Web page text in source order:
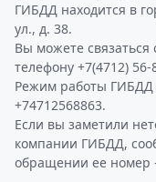
ГИБДД находится в
ул., д. 38.
Вы можете связаться
телефону +7(4712)
Режим работы ГИБДД
+74712568863.
Если вы заметили
компании ГИБДД,
обращении ее номер